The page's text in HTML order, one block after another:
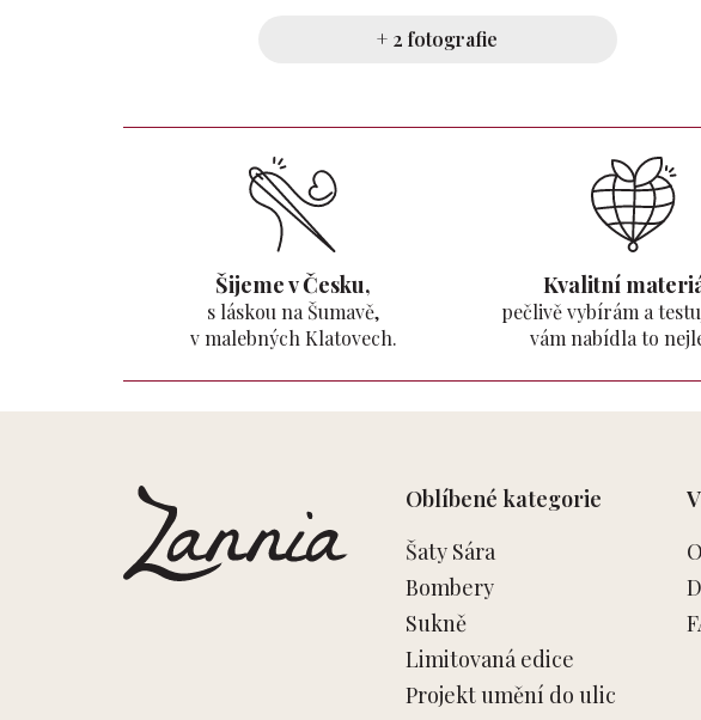
+ 2 fotografie
Šijeme v Česku,
s láskou na Šumavě,
v malebných Klatovech.
Kvalitní
pečlivě vybírám a
vám nabídla to
Oblíbené kategorie
Šaty Sára
Bombery
Sukně
Limitovaná edice
Projekt umění do ulic